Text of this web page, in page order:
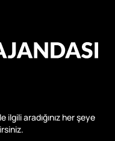
aradığınız her şeye